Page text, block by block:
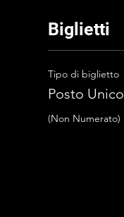
Biglietti
Tipo di biglietto
Posto Unico
(Non Numerato)